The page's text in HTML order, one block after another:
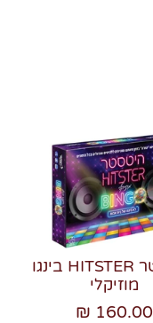
היטסטר HITSTER בינגו
מוזיקלי
160.00 ₪